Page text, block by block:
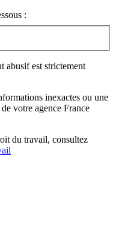
:
abusif est strictement
inexactes ou une
votre agence France
du travail, consultez